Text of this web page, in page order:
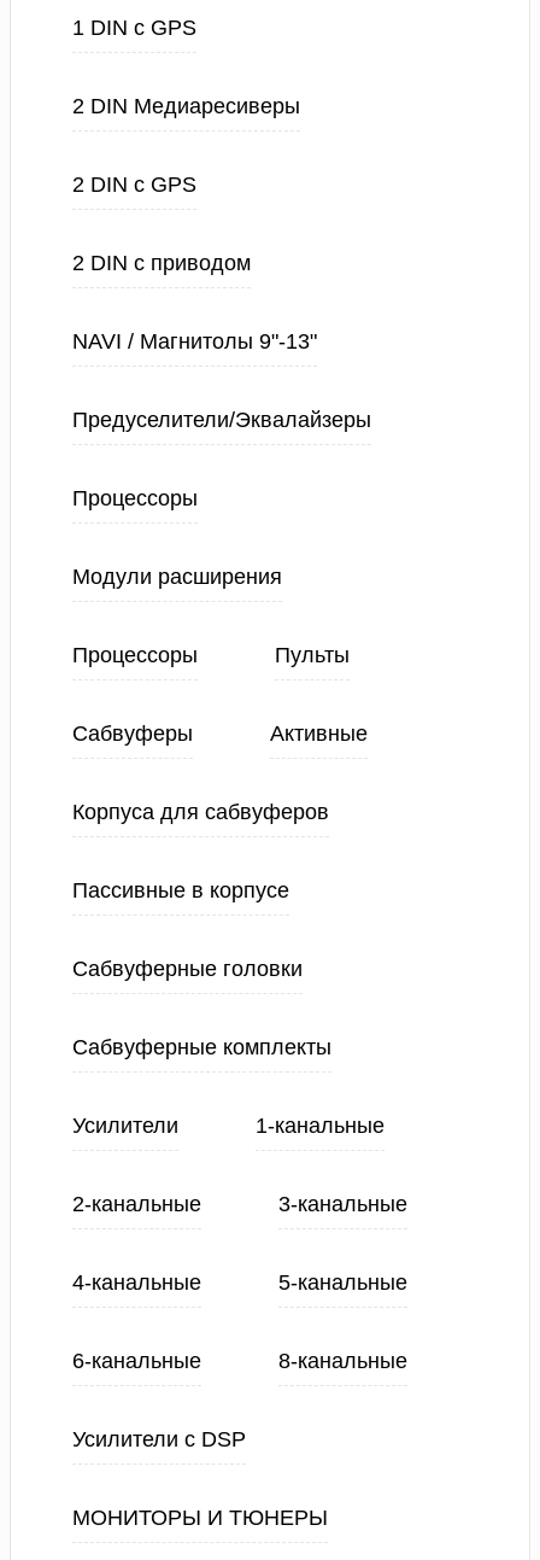
1 DIN с GPS
2 DIN Медиаресиверы
2 DIN с GPS
2 DIN с приводом
NAVI / Магнитолы 9"-13"
Предуселители/Эквалайзеры
Процессоры
Модули расширения
Процессоры Пульты
Сабвуферы Активные
Корпуса для сабвуферов
Пассивные в корпусе
Сабвуферные головки
Сабвуферные комплекты
Усилители 1-канальные
2-канальные 3-канальные
4-канальные 5-канальные
6-канальные 8-канальные
Усилители с DSP
МОНИТОРЫ И ТЮНЕРЫ